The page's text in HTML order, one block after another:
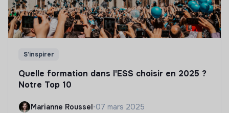
S'inspirer
Quelle formation dans l'ESS choisir en 2025 ?
Notre Top 10
Marianne Roussel•07 mars 2025